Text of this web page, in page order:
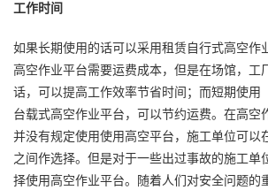
工作时间
如果长期使用的话可以采用租赁自行式高空作
高空作业平台需要运费成本，但是在场馆，工
话，可以提高工作效率节省时间；而短期使用
台载式高空作业平台，可以节约运费。在高空
并没有规定使用使用高空平台，施工单位可以
之间作选择。但是对于一些出过事故的施工单
择使用高空作业平台。随着人们对安全问题的